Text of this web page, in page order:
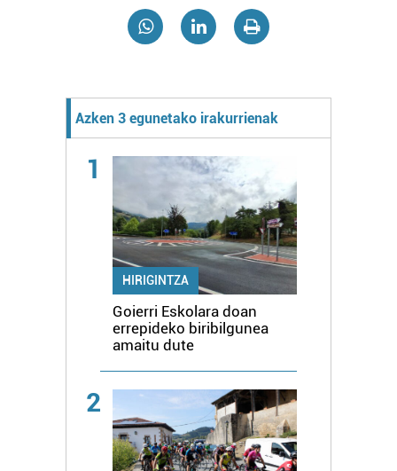
Azken 3 egunetako irakurrienak
1
HIRIGINTZA
Goierri Eskolara doan
errepideko biribilgunea
amaitu dute
2